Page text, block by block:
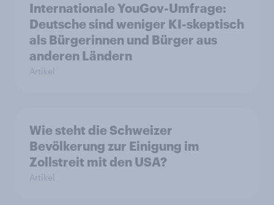
Internationale YouGov-Umfrage:
Deutsche sind weniger KI-skeptisch
als Bürgerinnen und Bürger aus
anderen Ländern
Artikel
Wie steht die Schweizer
Bevölkerung zur Einigung im
Zollstreit mit den USA?
Artikel